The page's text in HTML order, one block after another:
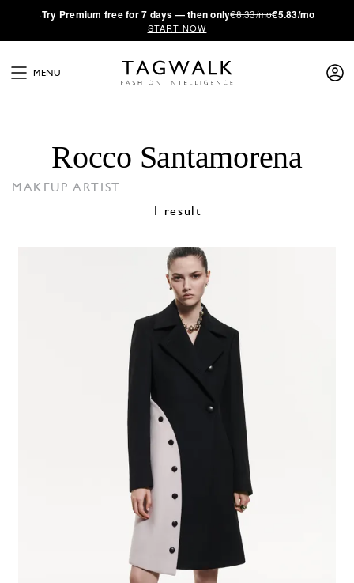
·Try Premium free for 7 days — then only€8.33/mo€5.83/mo
START NOW
MENU
Rocco Santamorena
MAKEUP ARTIST
1 result